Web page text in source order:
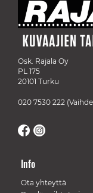
Osk. Rajala Oy
PL 175
20101 Turku
020 7530 222
Info
Ota yhteyttä